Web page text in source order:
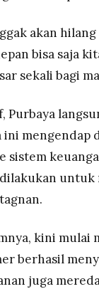
akan
bisa saja
sekali bagi
Purbaya
ini mengendap
sistem
kini mulai
berhasil
juga